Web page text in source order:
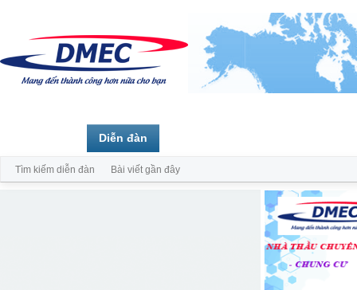
Diễn đàn
Tìm kiếm diễn đàn Bài viết gần đây